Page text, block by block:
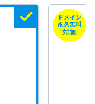
z
i
o
n
ドメイン
永久無料
対象